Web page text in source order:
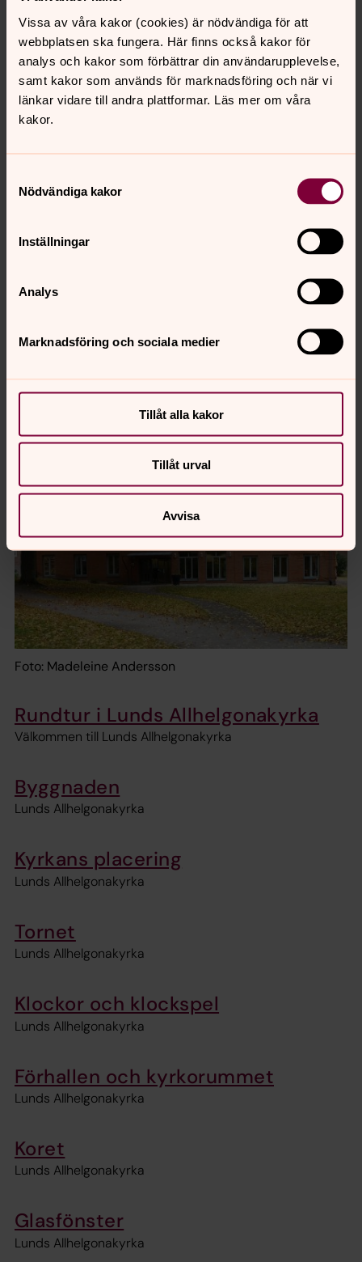
Vissa av våra kakor (cookies) är nödvändiga för att
webbplatsen ska fungera. Här finns också kakor för
analys och kakor som förbättrar din användarupplevelse,
samt kakor som används för marknadsföring och när vi
länkar vidare till andra plattformar. Läs mer om våra
kakor.
Nödvändiga kakor
Inställningar
Analys
Marknadsföring och sociala medier
Tillåt alla kakor
Tillåt urval
Avvisa
Här får vi följa livets gång genom dop, vigsel och
begravning.
Det var slutet på vår visning och vi hoppas att du lärt dig
tänd ett ljus i våra ljusbärare eller sitt en stund i stillhet,
<Nästa: Fördjupning>
Foto: Madeleine Andersson
Rundtur i Lunds Allhelgonakyrka
Välkommen till Lunds Allhelgonakyrka
Byggnaden
Lunds Allhelgonakyrka
Kyrkans placering
Lunds Allhelgonakyrka
Tornet
Lunds Allhelgonakyrka
Klockor och klockspel
Lunds Allhelgonakyrka
Förhallen och kyrkorummet
Lunds Allhelgonakyrka
Koret
Lunds Allhelgonakyrka
Glasfönster
Lunds Allhelgonakyrka